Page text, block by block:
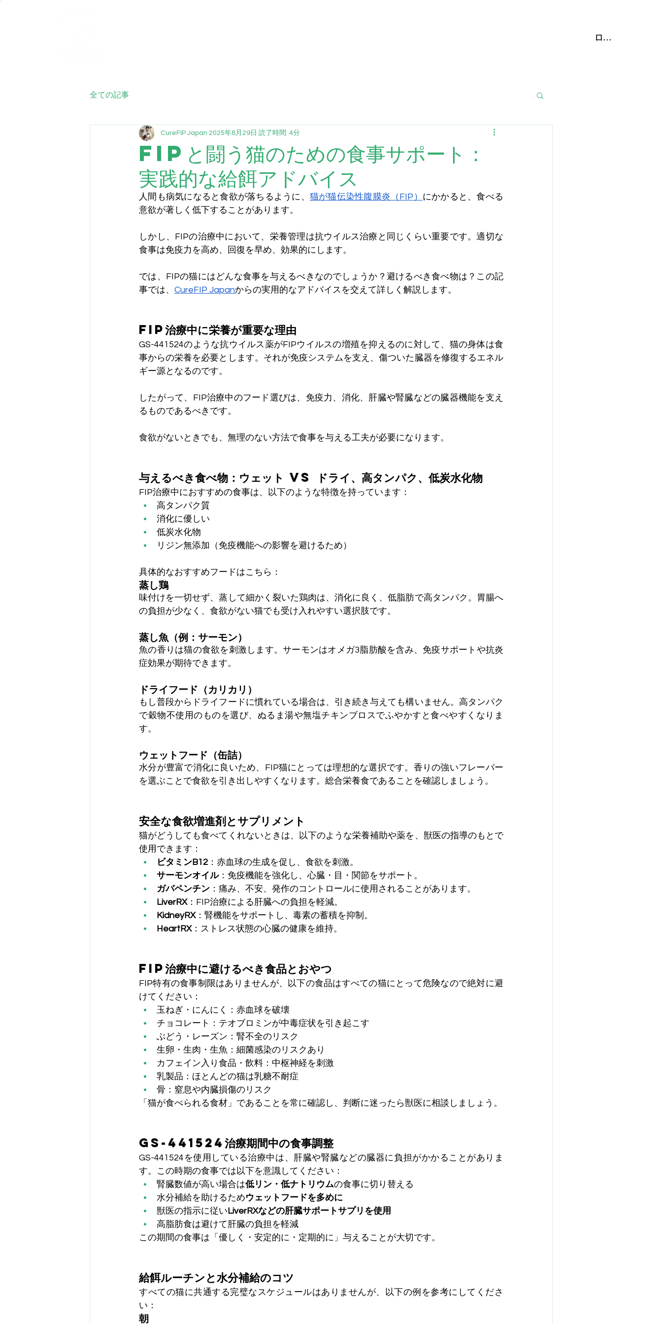
ログイン
全ての記事
FIPと闘う猫のための食事サポート：
実践的な給餌アドバイス
CureFIP Japan 2025年8月29日 読了時間: 4分
人間も病気になると食欲が落ちるように、 猫が猫伝染性腹膜炎（FIP） にかかると、食べる
意欲が著しく低下することがあります。
しかし、FIPの治療中において、栄養管理は抗ウイルス治療と同じくらい重要です。適切な
食事は免疫力を高め、回復を早め、効果的にします。
では、FIPの猫にはどんな食事を与えるべきなのでしょうか？避けるべき食べ物は？この記
事では、 CureFIP Japanからの実用的なアドバイスを交えて詳しく解説します。
FIP治療中に栄養が重要な理由
GS-441524のような抗ウイルス薬がFIPウイルスの増殖を抑えるのに対して、猫の身体は食
事からの栄養を必要とします。それが免疫システムを支え、傷ついた臓器を修復するエネル
ギー源となるのです。
したがって、FIP治療中のフード選びは、免疫力、消化、肝臓や腎臓などの臓器機能を支え
るものであるべきです。
食欲がないときでも、無理のない方法で食事を与える工夫が必要になります。
与えるべき食べ物：ウェット vs ドライ、高タンパク、低炭水化物
FIP治療中におすすめの食事は、以下のような特徴を持っています：
高タンパク質
消化に優しい
低炭水化物
リジン無添加（免疫機能への影響を避けるため）
具体的なおすすめフードはこちら：
蒸し鶏
味付けを一切せず、蒸して細かく裂いた鶏肉は、消化に良く、低脂肪で高タンパク。胃腸へ
の負担が少なく、食欲がない猫でも受け入れやすい選択肢です。
蒸し魚（例：サーモン）
魚の香りは猫の食欲を刺激します。サーモンはオメガ3脂肪酸を含み、免疫サポートや抗炎
症効果が期待できます。
ドライフード（カリカリ）
もし普段からドライフードに慣れている場合は、引き続き与えても構いません。高タンパク
で穀物不使用のものを選び、ぬるま湯や無塩チキンブロスでふやかすと食べやすくなりま
す。
ウェットフード（缶詰）
水分が豊富で消化に良いため、FIP猫にとっては理想的な選択です。香りの強いフレーバー
を選ぶことで食欲を引き出しやすくなります。総合栄養食であることを確認しましょう。
安全な食欲増進剤とサプリメント
猫がどうしても食べてくれないときは、以下のような栄養補助や薬を、獣医の指導のもとで
使用できます：
ビタミンB12 ：赤血球の生成を促し、食欲を刺激。
サーモンオイル：免疫機能を強化し、心臓・目・関節をサポート。
ガバペンチン ：痛み、不安、発作のコントロールに使用されることがあります。
LiverRX：FIP治療による肝臓への負担を軽減。
KidneyRX：腎機能をサポートし、毒素の蓄積を抑制。
HeartRX：ストレス状態の心臓の健康を維持。
FIP治療中に避けるべき食品とおやつ
FIP特有の食事制限はありませんが、以下の食品はすべての猫にとって危険なので絶対に避
けてください：
玉ねぎ・にんにく：赤血球を破壊
チョコレート：テオブロミンが中毒症状を引き起こす
ぶどう・レーズン：腎不全のリスク
生卵・生肉・生魚：細菌感染のリスクあり
カフェイン入り食品・飲料：中枢神経を刺激
乳製品：ほとんどの猫は乳糖不耐症
骨：窒息や内臓損傷のリスク
「猫が食べられる食材」であることを常に確認し、判断に迷ったら獣医に相談しましょう。
GS-441524治療期間中の食事調整
GS-441524を使用している治療中は、肝臓や腎臓などの臓器に負担がかかることがありま
す。この時期の食事では以下を意識してください：
腎臓数値が高い場合は低リン・低ナトリウムの食事に切り替える
水分補給を助けるためウェットフードを多めに
獣医の指示に従い LiverRXなどの肝臓サポートサプリを使用
高脂肪食は避けて肝臓の負担を軽減
この期間の食事は「優しく・安定的に・定期的に」与えることが大切です。
給餌ルーチンと水分補給のコツ
すべての猫に共通する完璧なスケジュールはありませんが、以下の例を参考にしてくださ
い：
朝